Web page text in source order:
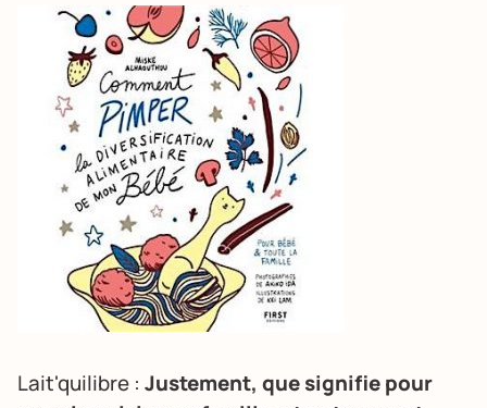
Lait'quilibre : Justement, que signifie pour